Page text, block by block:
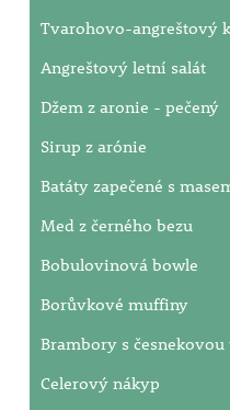
Tvarohovo-angreštový
Angreštový letní salát
Džem z aronie - pečený
Sirup z arónie
Batáty zapečené s
Med z černého bezu
Bobulovinová bowle
Borůvkové muffiny
Brambory s česnekovou
Celerový nákyp